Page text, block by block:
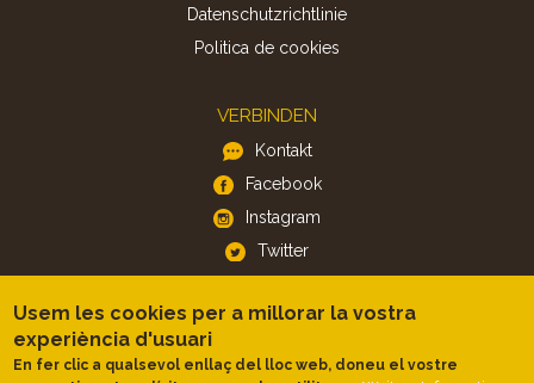
Datenschutzrichtlinie
Politica de cookies
VERBINDEN
Kontakt
Facebook
Instagram
Twitter
APP
Usem les cookies per a millorar la vostra
experiència d'usuari
En fer clic a qualsevol enllaç del lloc web, doneu el vostre